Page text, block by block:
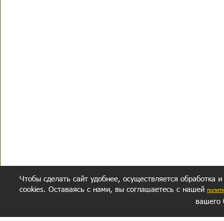
Чтобы сделать сайт удобнее, осуществляется обработка
cookies. Оставаясь с нами, вы соглашаетесь с нашей
вашего